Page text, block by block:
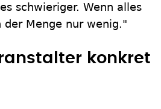
schwieriger. Wenn alles
Menge nur wenig."
konkret